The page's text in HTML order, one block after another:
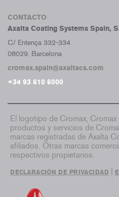
CONTACTO
Axalta Coating Systems Spain,
C/ Entença 332-334
08029. Barcelona
cromax.spain@axaltacs.com
+34 93 610 6000
El logotipo de Cromax,
productos y servicios de
marcas registradas de Axalta
afiliados. Otras marcas
respectivos propietarios.
DECLARACIÓN DE PRIVACIDAD